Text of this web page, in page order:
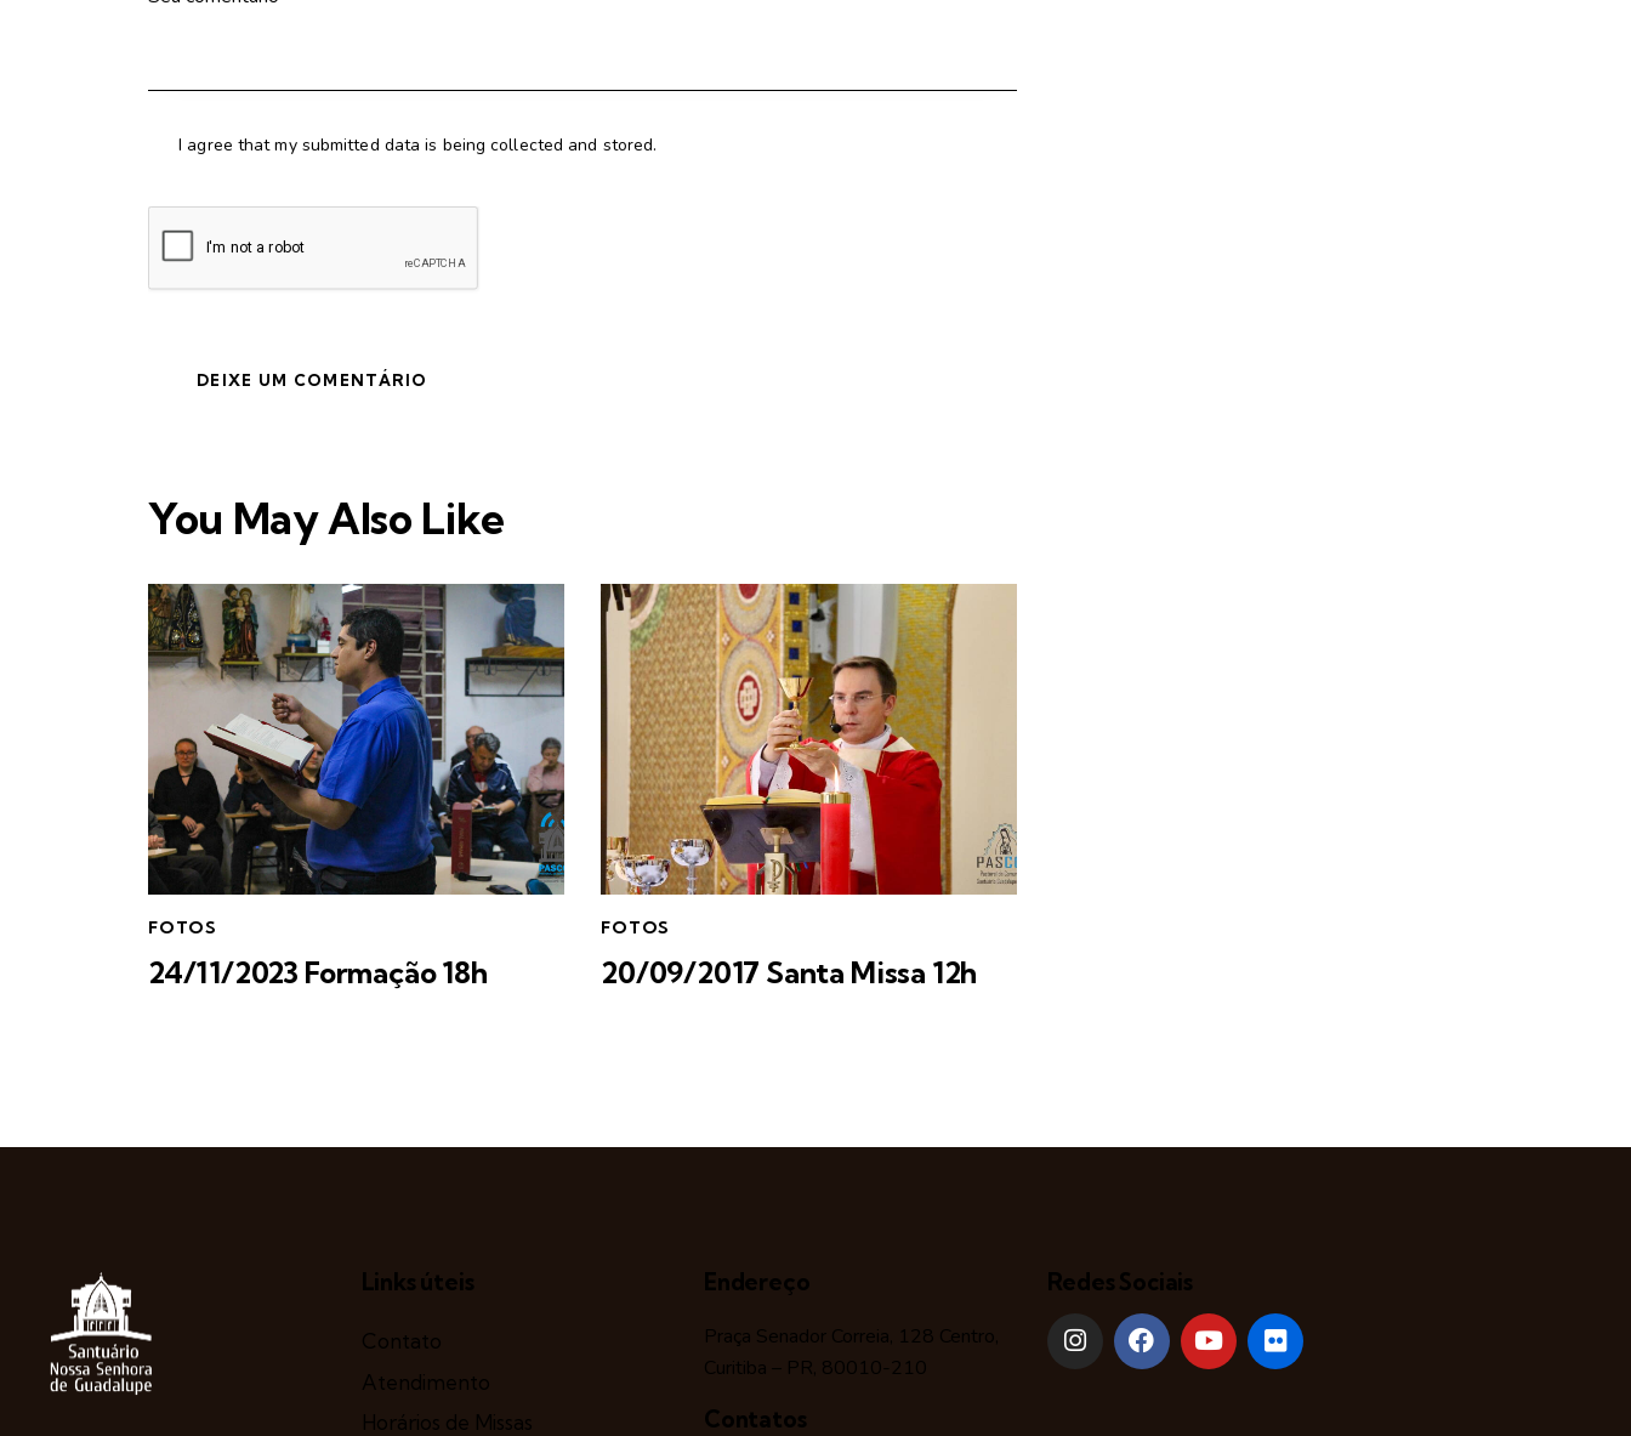
I agree that my submitted data is being collected and stored.
You May Also Like
FOTOS
24/11/2023 Formação 18h
FOTOS
20/09/2017 Santa Missa 12h
Links úteis
Contato
Atendimento
Horários de Missas
Endereço
Praça Senador Correia, 128 Centro,
Curitiba – PR, 80010-210
Contatos
Redes Sociais